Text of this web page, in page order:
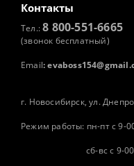
Контакты
Тел.:8 800-551-6665
(звонок бесплатный)
Email:
г. Новосибирск, ул.
Режим работы: пн-пт с 9-
сб-вс с 9-